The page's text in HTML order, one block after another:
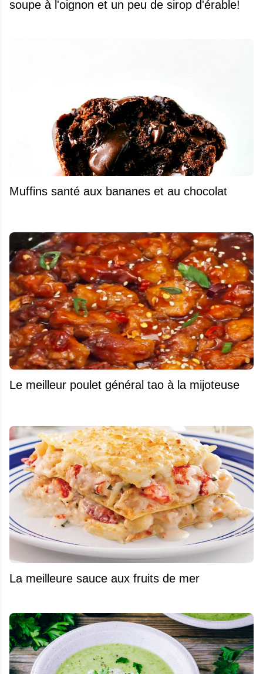
soupe à l'oignon et un peu de sirop d'érable!
Muffins santé aux bananes et au chocolat
Le meilleur poulet général tao à la mijoteuse
La meilleure sauce aux fruits de mer